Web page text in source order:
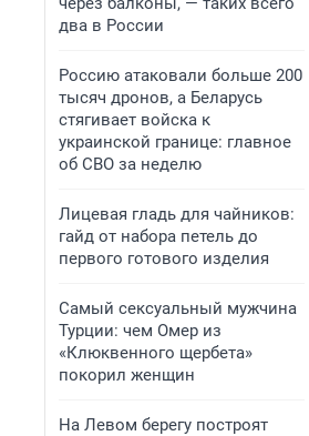
два в России
Россию атаковали больше 200
тысяч дронов, а Беларусь
стягивает войска к
украинской границе: главное
об СВО за неделю
Лицевая гладь для чайников:
гайд от набора петель до
первого готового изделия
Самый сексуальный мужчина
Турции: чем Омер из
«Клюквенного щербета»
покорил женщин
На Левом берегу построят